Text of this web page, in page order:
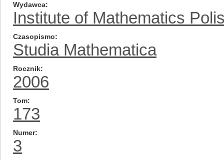
Wydawca
Institute of Mathematics
Czasopismo
Studia Mathematica
Rocznik
2006
Tom
173
Numer
3